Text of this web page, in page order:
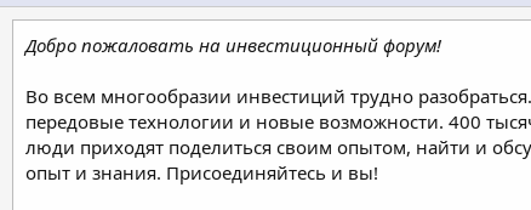
Добро пожаловать на инвестиционный форум!
Во всем многообразии инвестиций трудно
передовые технологии и новые возможности. 400
люди приходят поделиться своим опытом, найти и
опыт и знания. Присоединяйтесь и вы!